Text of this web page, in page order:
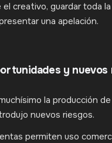
creativo, guardar toda
una apelación.
y nuevos
la producción
nuevos riesgos.
permiten uso